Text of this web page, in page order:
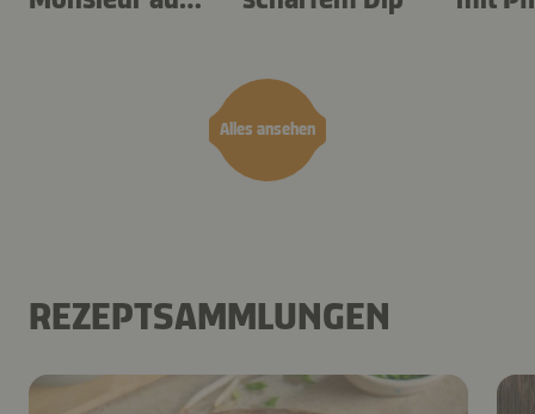
Alles ansehen
REZEPTSAMMLUNGEN